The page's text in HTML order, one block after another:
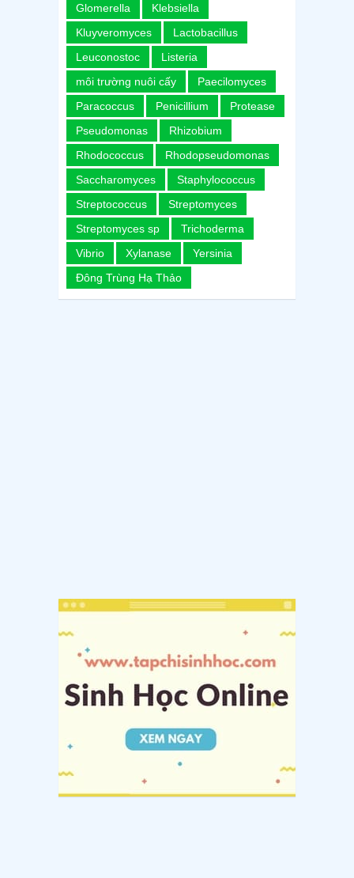
Glomerella
Klebsiella
Kluyveromyces
Lactobacillus
Leuconostoc
Listeria
môi trường nuôi cấy
Paecilomyces
Paracoccus
Penicillium
Protease
Pseudomonas
Rhizobium
Rhodococcus
Rhodopseudomonas
Saccharomyces
Staphylococcus
Streptococcus
Streptomyces
Streptomyces sp
Trichoderma
Vibrio
Xylanase
Yersinia
Đông Trùng Hạ Thảo